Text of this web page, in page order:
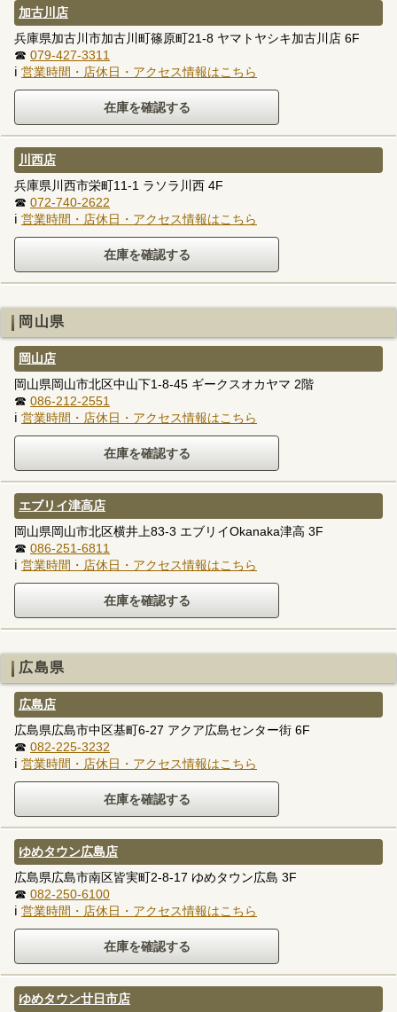
加古川店
兵庫県加古川市加古川町篠原町21-8 ヤマトヤシキ加古川店 6F
☎ 079-427-3311
ℹ 営業時間・店休日・アクセス情報はこちら
川西店
兵庫県川西市栄町11-1 ラソラ川西 4F
☎ 072-740-2622
ℹ 営業時間・店休日・アクセス情報はこちら
岡山県
岡山店
岡山県岡山市北区中山下1-8-45 ギークスオカヤマ 2階
☎ 086-212-2551
ℹ 営業時間・店休日・アクセス情報はこちら
エブリイ津高店
岡山県岡山市北区横井上83-3 エブリイOkanaka津高 3F
☎ 086-251-6811
ℹ 営業時間・店休日・アクセス情報はこちら
広島県
広島店
広島県広島市中区基町6-27 アクア広島センター街 6F
☎ 082-225-3232
ℹ 営業時間・店休日・アクセス情報はこちら
ゆめタウン広島店
広島県広島市南区皆実町2-8-17 ゆめタウン広島 3F
☎ 082-250-6100
ℹ 営業時間・店休日・アクセス情報はこちら
ゆめタウン廿日市店